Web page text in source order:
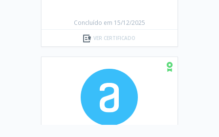
Concluído em 15/12/2025
VER CERTIFICADO